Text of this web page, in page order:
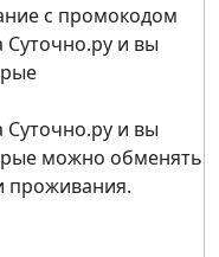
с промокодом
и вы
и вы
можно обменять
проживания.